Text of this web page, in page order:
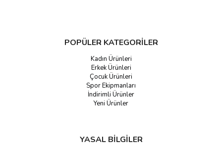
POPÜLER KATEGORİLER
Kadın Ürünleri
Erkek Ürünleri
Çocuk Ürünleri
Spor Ekipmanları
İndirimli Ürünler
Yeni Ürünler
YASAL BİLGİLER